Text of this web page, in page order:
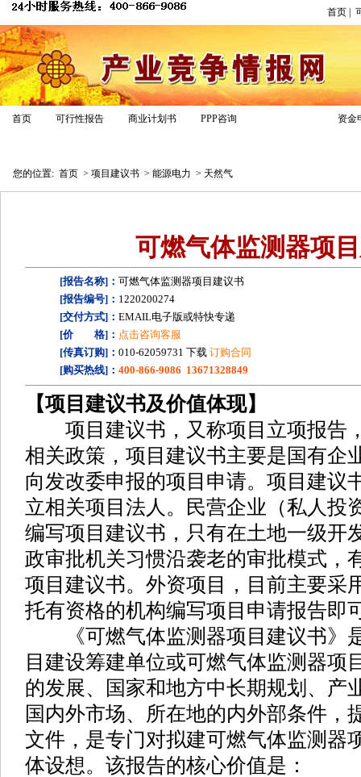
首页
首页 可行性报告 商业计划书 PPP咨询 资金
您的位置: 首页 > 项目建议书 > 能源电力 > 天然气
可燃气体监测器项
[报告名称]： 可燃气体监测器项目建议书
[报告编号]： 1220200274
[交付方式]： EMAIL电子版或特快专递
[价 格]： 点击咨询客服
[传真订购]： 010-62059731 下载 订购合同
[购买热线]： 400-866-9086 13671328849
【项目建议书及价值体现】
项目建议书，又称项目立项报告
相关政策，项目建议书主要是国有企
向发改委申报的项目申请。项目建议
立相关项目法人。民营企业（私人投
编写项目建议书，只有在土地一级开
政审批机关习惯沿袭老的审批模式，
项目建议书。外资项目，目前主要采
托有资格的机构编写项目申请报告即
《可燃气体监测器项目建议书》
目建设筹建单位或可燃气体监测器项
的发展、国家和地方中长期规划、产
国内外市场、所在地的内外部条件，
文件，是专门对拟建可燃气体监测器
体设想。该报告的核心价值是：